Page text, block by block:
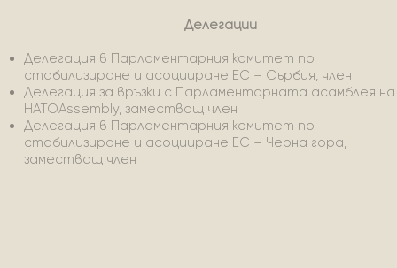
Делегации
Делегация в Парламентарния комитет по
стабилизиране и асоцииране ЕС – Сърбия, член
Делегация за връзки с Парламентарната асамблея на
НАТОAssembly, заместващ член
Делегация в Парламентарния комитет по
стабилизиране и асоцииране ЕС – Черна гора,
заместващ член